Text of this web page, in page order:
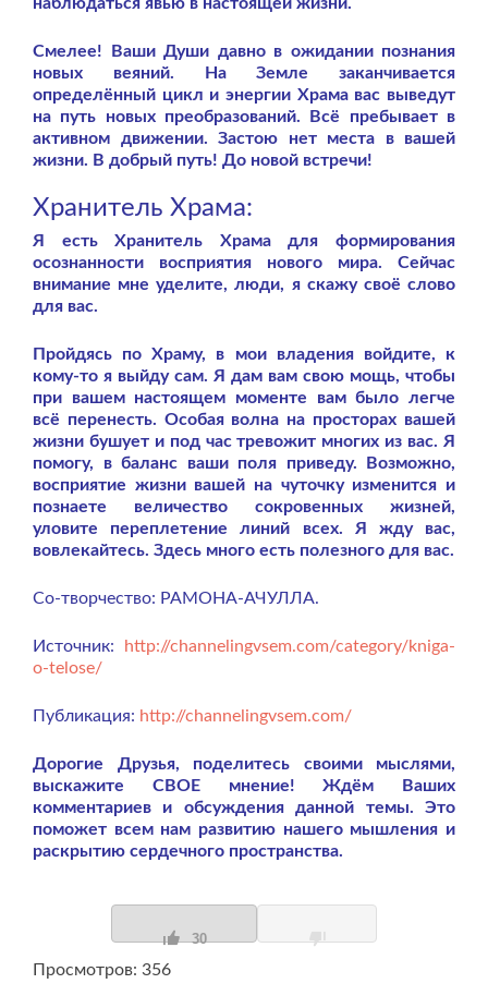
наблюдаться явью в настоящей жизни.
Смелее! Ваши Души давно в ожидании познания
новых веяний. На Земле заканчивается
определённый цикл и энергии Храма вас выведут
на путь новых преобразований. Всё пребывает в
активном движении. Застою нет места в вашей
жизни. В добрый путь! До новой встречи!
Хранитель Храма:
Я есть Хранитель Храма для формирования
осознанности восприятия нового мира. Сейчас
внимание мне уделите, люди, я скажу своё слово
для вас.
Пройдясь по Храму, в мои владения войдите, к
кому-то я выйду сам. Я дам вам свою мощь, чтобы
при вашем настоящем моменте вам было легче
всё перенесть. Особая волна на просторах вашей
жизни бушует и под час тревожит многих из вас. Я
помогу, в баланс ваши поля приведу. Возможно,
восприятие жизни вашей на чуточку изменится и
познаете величество сокровенных жизней,
уловите переплетение линий всех. Я жду вас,
вовлекайтесь. Здесь много есть полезного для вас.
Со-творчество: РАМОНА-АЧУЛЛА.
Источник: http://channelingvsem.com/category/kniga-
o-telose/
Публикация: http://channelingvsem.com/
Дорогие Друзья, поделитесь своими мыслями,
выскажите СВОЕ мнение! Ждём Ваших
комментариев и обсуждения данной темы. Это
поможет всем нам развитию нашего мышления и
раскрытию сердечного пространства.
30
Просмотров: 356